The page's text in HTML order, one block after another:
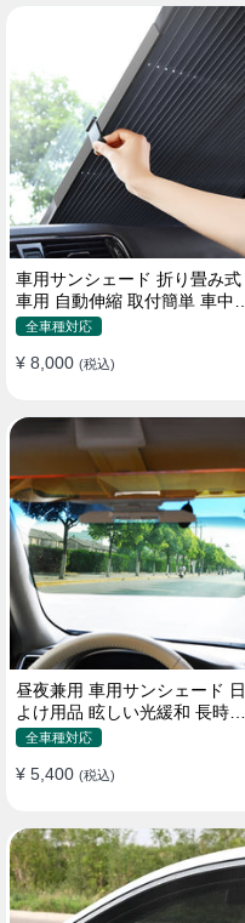
車用サンシェード 折り畳み式
車用 自動伸縮 取付簡単 車中泊
紫外線UVカット 仮眠 断熱
全車種対応
¥ 8,000 (税込)
昼夜兼用 車用サンシェード 日
よけ用品 眩しい光緩和 長時間
運転 特殊遮光素材
全車種対応
¥ 5,400 (税込)